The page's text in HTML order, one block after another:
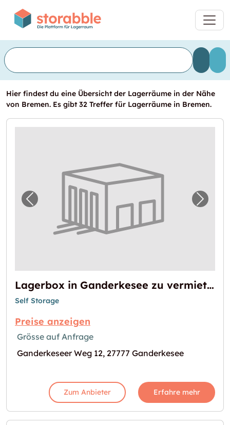
Hier findest du eine Übersicht der Lagerräume in der Nähe
von Bremen. Es gibt 32 Treffer für Lagerräume in Bremen.
Vorheriges Bild für "Lagerbox in
Lagerbox in Ganderkesee zu vermieten
Self Storage
Preise anzeigen
Grösse auf Anfrage
Ganderkeseer Weg 12, 27777 Ganderkesee
Zum Anbieter Erfahre mehr